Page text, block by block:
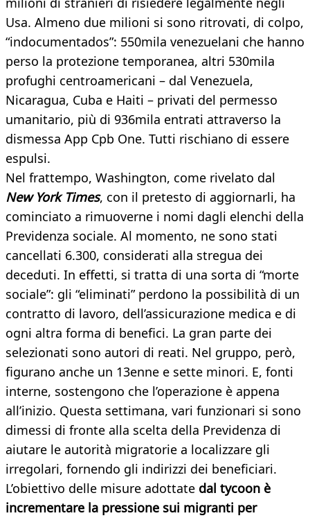
Usa. Almeno due milioni si sono ritrovati, di colpo,
“indocumentados”: 550mila venezuelani che hanno
perso la protezione temporanea, altri 530mila
profughi centroamericani – dal Venezuela,
Nicaragua, Cuba e Haiti – privati del permesso
umanitario, più di 936mila entrati attraverso la
dismessa App Cpb One. Tutti rischiano di essere
espulsi.
Nel frattempo, Washington, come rivelato dal
New York Times, con il pretesto di aggiornarli, ha
cominciato a rimuoverne i nomi dagli elenchi della
Previdenza sociale. Al momento, ne sono stati
cancellati 6.300, considerati alla stregua dei
deceduti. In effetti, si tratta di una sorta di “morte
sociale”: gli “eliminati” perdono la possibilità di un
contratto di lavoro, dell’assicurazione medica e di
ogni altra forma di benefici. La gran parte dei
selezionati sono autori di reati. Nel gruppo, però,
figurano anche un 13enne e sette minori. E, fonti
interne, sostengono che l’operazione è appena
all’inizio. Questa settimana, vari funzionari si sono
dimessi di fronte alla scelta della Previdenza di
aiutare le autorità migratorie a localizzare gli
irregolari, fornendo gli indirizzi dei beneficiari.
L’obiettivo delle misure adottate dal tycoon è
incrementare la pressione sui migranti per